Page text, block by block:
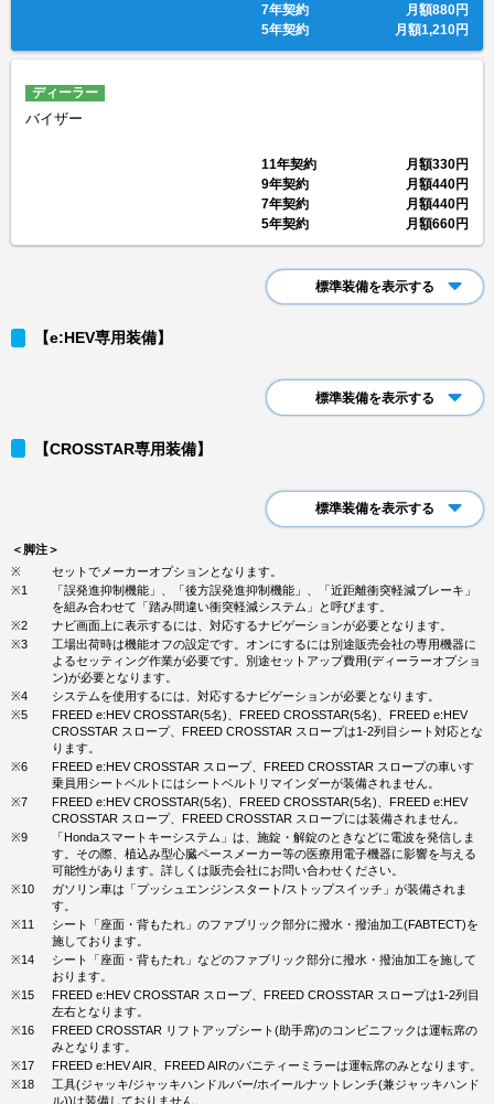
7年契約 月額880円
5年契約
月額1,210円
ディーラー
バイザー
11年契約 月額330円
9年契約
月額440円
7年契約
月額440円
5年契約
月額660円
標準装備を表示する
【e:HEV専用装備】
標準装備を表示する
【CROSSTAR専用装備】
標準装備を表示する
＜脚注＞
※
セットでメーカーオプションとなります。
※1
「誤発進抑制機能」、「後方誤発進抑制機能」、「近距離衝突軽減ブレーキ」
を組み合わせて「踏み間違い衝突軽減システム」と呼びます。
※2
ナビ画面上に表示するには、対応するナビゲーションが必要となります。
※3
工場出荷時は機能オフの設定です。オンにするには別途販売会社の専用機器に
よるセッティング作業が必要です。別途セットアップ費用(ディーラーオプショ
ン)が必要となります。
※4
システムを使用するには、対応するナビゲーションが必要となります。
※5
FREED e:HEV CROSSTAR(5名)、FREED CROSSTAR(5名)、FREED e:HEV
CROSSTAR スロープ、FREED CROSSTAR スロープは1-2列目シート対応とな
ります。
※6
FREED e:HEV CROSSTAR スロープ、FREED CROSSTAR スロープの車いす
乗員用シートベルトにはシートベルトリマインダーが装備されません。
※7
FREED e:HEV CROSSTAR(5名)、FREED CROSSTAR(5名)、FREED e:HEV
CROSSTAR スロープ、FREED CROSSTAR スロープには装備されません。
※9
「Hondaスマートキーシステム」は、施錠・解錠のときなどに電波を発信しま
す。その際、植込み型心臓ペースメーカー等の医療用電子機器に影響を与える
可能性があります。詳しくは販売会社にお問い合わせください。
※10
ガソリン車は「プッシュエンジンスタート/ストップスイッチ」が装備されま
す。
※11
シート「座面・背もたれ」のファブリック部分に撥水・撥油加工(FABTECT)を
施しております。
※14
シート「座面・背もたれ」などのファブリック部分に撥水・撥油加工を施して
おります。
※15
FREED e:HEV CROSSTAR スロープ、FREED CROSSTAR スロープは1-2列目
左右となります。
※16
FREED CROSSTAR リフトアップシート(助手席)のコンビニフックは運転席の
みとなります。
※17
FREED e:HEV AIR、FREED AIRのバニティーミラーは運転席のみとなります。
※18
工具(ジャッキ/ジャッキハンドルバー/ホイールナットレンチ(兼ジャッキハンド
ル))は装備しておりません。